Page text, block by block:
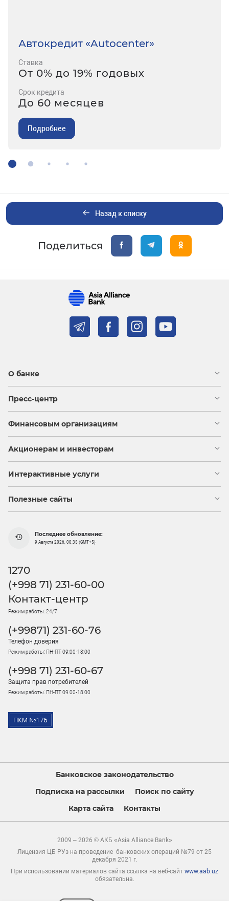
Автокредит «Autocenter»
Ставка
От 0% до 19% годовых
Срок кредита
До 60 месяцев
Подробнее
Назад к списку
Поделиться
О банке
Пресс-центр
Финансовым организациям
Акционерам и инвесторам
Интерактивные услуги
Полезные сайты
Последнее обновление:
9 Августа 2026, 00:35 (GMT+5)
1270
(+998 71) 231-60-00
Контакт-центр
Режим работы: 24/7
(+99871) 231-60-76
Телефон доверия
Режим работы: ПН-ПТ 09:00-18:00
(+998 71) 231-60-67
Защита прав потребителей
Режим работы: ПН-ПТ 09:00-18:00
Банковское законодательство
Подписка на рассылки
Поиск по сайту
Карта сайта
Контакты
2009 – 2026 © АКБ «Asia Alliance Bank»
Лицензия ЦБ РУз на проведение банковских операций №79 от 25
декабря 2021 г.
При использовании материалов сайта ссылка на веб-сайт www.aab.uz
обязательна.